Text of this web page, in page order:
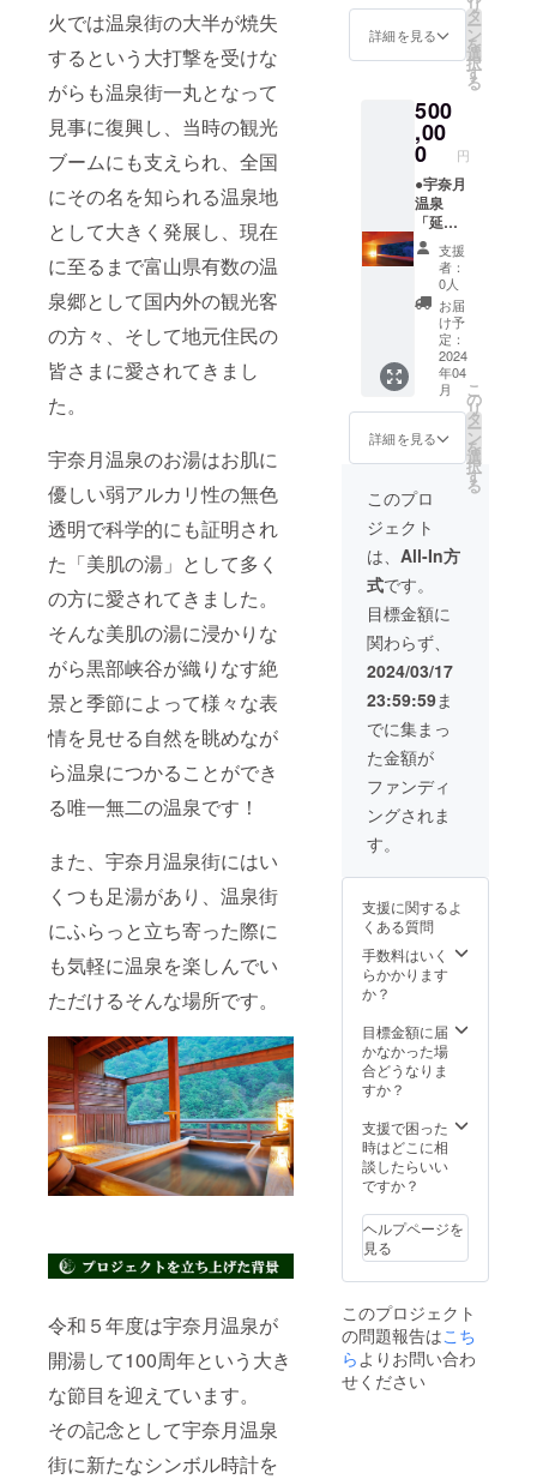
火では温泉街の大半が焼失
するという大打撃を受けな
がらも温泉街一丸となって
見事に復興し、当時の観光
ブームにも支えられ、全国
にその名を知られる温泉地
として大きく発展し、現在
に至るまで富山県有数の温
泉郷として国内外の観光客
の方々、そして地元住民の
皆さまに愛されてきまし
た。
宇奈月温泉のお湯はお肌に
優しい弱アルカリ性の無色
透明で科学的にも証明され
た「美肌の湯」として多く
の方に愛されてきました。
そんな美肌の湯に浸かりな
がら黒部峡谷が織りなす絶
景と季節によって様々な表
情を見せる自然を眺めなが
ら温泉につかることができ
る唯一無二の温泉です！
また、宇奈月温泉街にはい
くつも足湯があり、温泉街
にふらっと立ち寄った際に
も気軽に温泉を楽しんでい
ただけるそんな場所です。
令和５年度は宇奈月温泉が
開湯して100周年という大き
な節目を迎えています。
その記念として宇奈月温泉
街に新たなシンボル時計を
選びで
きませ
んので
了承く
ださ
い。
周年記
念升 宇
奈月の
食事を
満喫で
きる
コース
です。
宇奈月
の魅力
を存分
にお楽
しみく
ださ
い。 温
泉旅館
は「や
まの
は」、
「ホテ
ル黒
部」、
ンヴィ
リオホ
テル宇
奈
月」、
「お酒
のお宿
喜
泉」、
「延対
寺
荘」、
「サン
柳亭」
からお
選びい
ただけ
ます。
詳細を見る
リ
タ
ー
ン
を
選
択
す
る
500
,00
0 円
●宇奈月
温泉
「延
楽」ペ
ア宿泊
券（1泊
2食付
き） ●
トロッ
コ電車
ペア乗
車券 ●
黒部の
日本酒
（1.8
ル/1
本） ●
オリジ
ナルグ
ラス・
升セッ
ト ●時
計設置
日にご
招待 最
高の宇
奈月温
泉を思
う存分
満喫で
きる
コース
です。
し、100
と共に
歴史を
残せる
コース
支援
者：
0人
お届
け予
定：
2024
年04
月
詳細を見る
こ
の
リ
タ
ー
ン
を
選
択
す
る
このプロ
ジェクト
は、 All-In方
式です。
目標金額に
関わらず、
2024/03/17
23:59:59ま
でに集まっ
た金額が
ファンディ
ングされま
す。
支援に関するよ
くある質問
手数料はいく
らかかります
か？
目標金額に届
かなかった場
合どうなりま
すか？
支援で困った
時はどこに相
談したらいい
ですか？
ヘルプページを
見る
このプロジェクト
の問題報告はこち
らよりお問い合わ
せください